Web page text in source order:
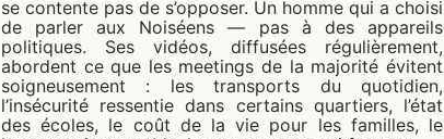
se contente pas de s’opposer. Un homme qui a choisi
de parler aux Noiséens — pas à des appareils
politiques. Ses vidéos, diffusées régulièrement,
abordent ce que les meetings de la majorité évitent
soigneusement : les transports du quotidien,
l’insécurité ressentie dans certains quartiers, l’état
des écoles, le coût de la vie pour les familles, le